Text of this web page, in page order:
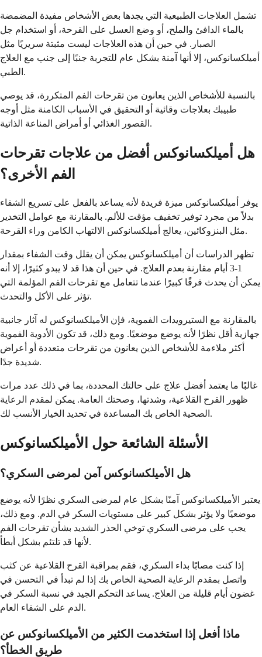
تشمل العلاجات الطبيعية التي يجدها بعض الأشخاص مفيدة المضمضة
بالماء الدافئ والملح، أو وضع العسل على القرحة، أو استخدام جل
الصبار. في حين أن هذه العلاجات ليست مثبتة سريريًا مثل
أميلكسانوكس، إلا أنها آمنة بشكل عام للتجربة جنبًا إلى جنب مع العلاج
الطبي.
بالنسبة للأشخاص الذين يعانون من تقرحات الفم المتكررة، قد يوصي
طبيبك بعلاجات وقائية أو التحقيق في الأسباب الكامنة مثل أوجه
القصور الغذائي أو أمراض المناعة الذاتية.
هل أميلكسانوكس أفضل من علاجات تقرحات
الفم الأخرى؟
يوفر أميلكسانوكس ميزة فريدة لأنه يساعد بالفعل على تسريع الشفاء
بدلاً من مجرد توفير تخفيف مؤقت للألم. بالمقارنة مع عوامل التخدير
مثل البنزوكائين، يعالج أميلكسانوكس الالتهاب الكامن وراء القرحة.
تظهر الدراسات أن أميلكسانوكس يمكن أن يقلل وقت الشفاء بمقدار
1-3 أيام مقارنة بعدم العلاج. في حين أن هذا قد لا يبدو كثيرًا، إلا أنه
يمكن أن يحدث فرقًا كبيرًا عندما تتعامل مع تقرحات الفم المؤلمة التي
تؤثر على الأكل والتحدث.
بالمقارنة مع الستيرويدات الفموية، فإن الأميلكسانوكس له آثار جانبية
جهازية أقل نظرًا لأنه يوضع موضعيًا. ومع ذلك، قد تكون الأدوية الفموية
أكثر ملاءمة للأشخاص الذين يعانون من تقرحات متعددة أو أعراض
شديدة جدًا.
غالبًا ما يعتمد أفضل علاج على حالتك المحددة، بما في ذلك عدد مرات
ظهور القرح القلاعية، وشدتها، وصحتك العامة. يمكن لمقدم الرعاية
الصحية الخاص بك المساعدة في تحديد الخيار الأنسب لك.
الأسئلة الشائعة حول الأميلكسانوكس
هل الأميلكسانوكس آمن لمرضى السكري؟
يعتبر الأميلكسانوكس آمنًا بشكل عام لمرضى السكري نظرًا لأنه يوضع
موضعيًا ولا يؤثر بشكل كبير على مستويات السكر في الدم. ومع ذلك،
يجب على مرضى السكري توخي الحذر الشديد بشأن تقرحات الفم
لأنها قد تلتئم بشكل أبطأ.
إذا كنت مصابًا بداء السكري، فقم بمراقبة القرح القلاعية عن كثب
واتصل بمقدم الرعاية الصحية الخاص بك إذا لم تبدأ في التحسن في
غضون أيام قليلة من العلاج. يساعد التحكم الجيد في نسبة السكر في
الدم على الشفاء العام.
ماذا أفعل إذا استخدمت الكثير من الأميلكسانوكس عن
طريق الخطأ؟